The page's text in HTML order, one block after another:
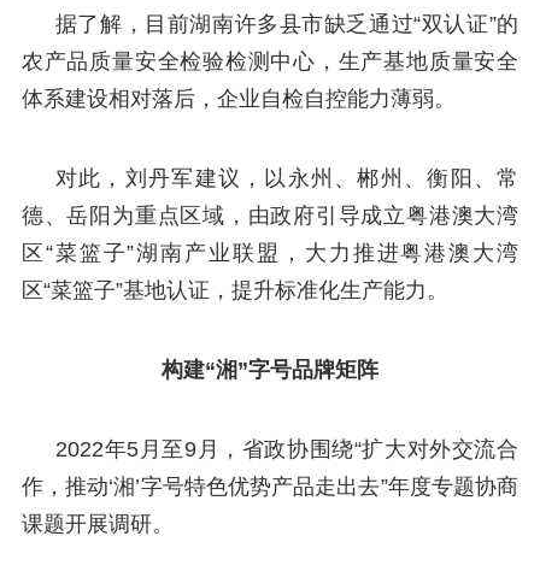
据了解，目前湖南许多县市缺乏通过“双认证”的
农产品质量安全检验检测中心，生产基地质量安全
体系建设相对落后，企业自检自控能力薄弱。
对此，刘丹军建议，以永州、郴州、衡阳、常
德、岳阳为重点区域，由政府引导成立粤港澳大湾
区“菜篮子”湖南产业联盟，大力推进粤港澳大湾
区“菜篮子”基地认证，提升标准化生产能力。
构建“湘”字号品牌矩阵
2022年5月至9月，省政协围绕“扩大对外交流合
作，推动‘湘’字号特色优势产品走出去”年度专题协商
课题开展调研。